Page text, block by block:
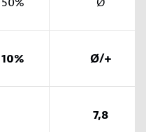
10% Ø/+
7,8